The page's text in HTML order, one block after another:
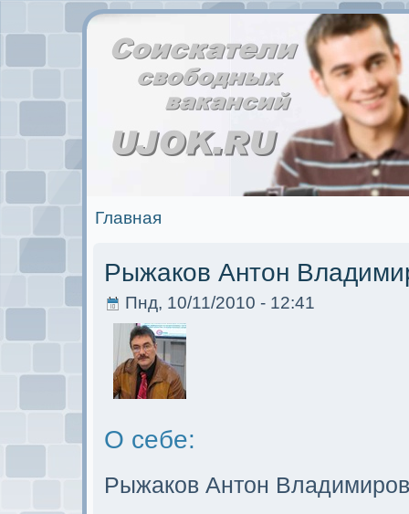
Главная
Рыжаков Антoн
Пнд, 10/11/2010 - 12:41
О себе:
Рыжаков Антoн